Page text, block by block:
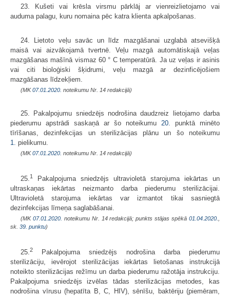
23. Kušeti vai krēsla virsmu pārklāj ar vienreizlietojamo vai
auduma palagu, kuru nomaina pēc katra klienta apkalpošanas.
24. Lietoto veļu savāc un līdz mazgāšanai uzglabā atsevišķā
maisā vai aizvākojamā tvertnē. Veļu mazgā automātiskajā veļas
mazgāšanas mašīnā vismaz 60 ° C temperatūrā. Ja uz veļas ir asinis
vai citi bioloģiski šķidrumi, veļu mazgā ar dezinficējošiem
mazgāšanas līdzekļiem.
(MK07.01.2020. noteikumu Nr. 14 redakcijā)
25. Pakalpojumu sniedzējs nodrošina daudzreiz lietojamo darba
piederumu apstrādi saskaņā ar šo noteikumu 20.
punktā minēto
tīrīšanas, dezinfekcijas un sterilizācijas plānu un šo noteikumu
1.
pielikumu.
(MK07.01.2020. noteikumu Nr. 14 redakcijā)
25. 1
Pakalpojuma sniedzējs ultravioletā starojuma iekārtas un
ultraskaņas iekārtas neizmanto darba piederumu sterilizācijai.
Ultravioletā starojuma iekārtas var izmantot tikai sasniegtā
dezinfekcijas līmeņa saglabāšanai.
(MK 07.01.2020. noteikumu Nr. 14 redakcijā; punkts stājas spēkā01.04.2020.
sk. 39. punktu)
25.2
Pakalpojuma sniedzējs nodrošina darba piederumu
sterilizāciju, ievērojot sterilizācijas iekārtas lietošanas instrukcijā
noteikto sterilizācijas režīmu un darba piederumu ražotāja instrukciju.
Pakalpojuma sniedzējs izvēlas tādas sterilizācijas metodes, kas
nodrošina vīrusu (hepatīta B, C, HIV), sēnīšu, baktēriju (piemēram,